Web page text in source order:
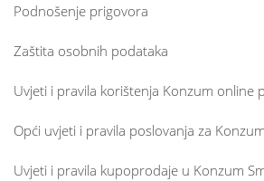
Podnošenje prigovora
Zaštita osobnih podataka
Uvjeti i pravila korištenja Konzum online
Opći uvjeti i pravila poslovanja za
Uvjeti i pravila kupoprodaje u Konzum